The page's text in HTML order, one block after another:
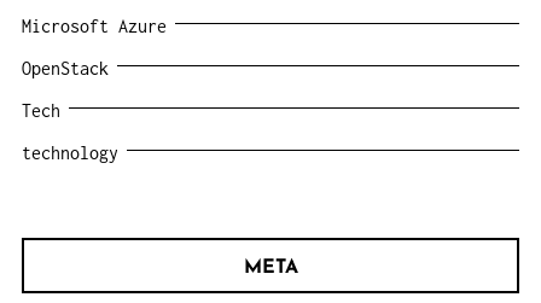
Microsoft Azure
OpenStack
Tech
technology
META